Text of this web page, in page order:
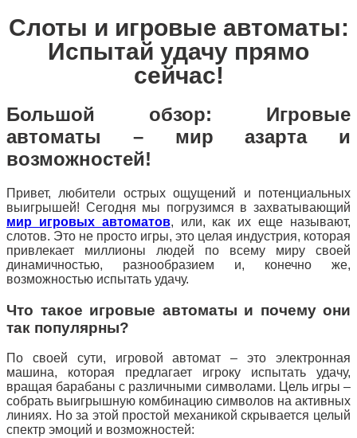
Слоты и игровые автоматы:
Испытай удачу прямо
сейчас!
Большой обзор: Игровые
автоматы – мир азарта и
возможностей!
Привет, любители острых ощущений и потенциальных
выигрышей! Сегодня мы погрузимся в захватывающий
мир игровых автоматов, или, как их еще называют,
слотов. Это не просто игры, это целая индустрия, которая
привлекает миллионы людей по всему миру своей
динамичностью, разнообразием и, конечно же,
возможностью испытать удачу.
Что такое игровые автоматы и почему они
так популярны?
По своей сути, игровой автомат – это электронная
машина, которая предлагает игроку испытать удачу,
вращая барабаны с различными символами. Цель игры –
собрать выигрышную комбинацию символов на активных
линиях. Но за этой простой механикой скрывается целый
спектр эмоций и возможностей: